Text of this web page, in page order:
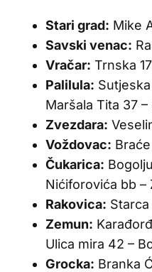
Stari grad: Mike
Savski venac:
Vračar: Trnska 17
Palilula:
Maršala Tita 37 –
Zvezdara:
Voždovac:
Čukarica:
Nićiforovića bb –
Rakovica:
Zemun:
Ulica mira 42 –
Grocka: Branka